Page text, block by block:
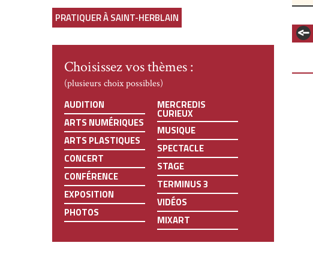
PRATIQUER À SAINT-HERBLAIN
Choisissez vos thèmes :
(plusieurs choix possibles)
AUDITION
ARTS NUMÉRIQUES
ARTS PLASTIQUES
CONCERT
CONFÉRENCE
EXPOSITION
PHOTOS
MERCREDIS
CURIEUX
MUSIQUE
SPECTACLE
STAGE
TERMINUS 3
VIDÉOS
MIXART